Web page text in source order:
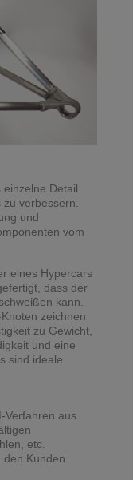
Detail
verbessern.
und
vom
eines Hypercars
dass der
kann.
zeichnen
zu Gewicht,
und eine
sind ideale
Verfahren aus
etc.
den Kunden